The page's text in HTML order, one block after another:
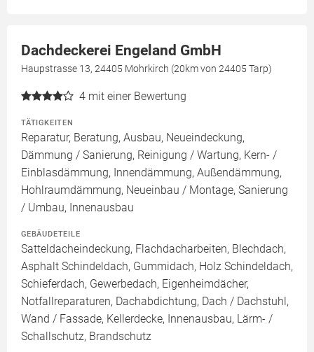
Dachdeckerei Engeland GmbH
Haupstrasse 13, 24405 Mohrkirch (20km von 24405 Tarp)
4 mit einer Bewertung
TÄTIGKEITEN
Reparatur, Beratung, Ausbau, Neueindeckung,
Dämmung / Sanierung, Reinigung / Wartung, Kern- /
Einblasdämmung, Innendämmung, Außendämmung,
Hohlraumdämmung, Neueinbau / Montage, Sanierung
/ Umbau, Innenausbau
GEBÄUDETEILE
Satteldacheindeckung, Flachdacharbeiten, Blechdach,
Asphalt Schindeldach, Gummidach, Holz Schindeldach,
Schieferdach, Gewerbedach, Eigenheimdächer,
Notfallreparaturen, Dachabdichtung, Dach / Dachstuhl,
Wand / Fassade, Kellerdecke, Innenausbau, Lärm- /
Schallschutz, Brandschutz